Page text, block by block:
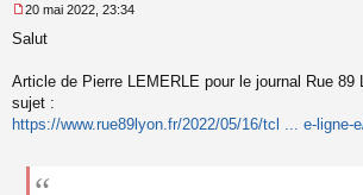
e
s
a
g
e
o
20 mai 2022, 23:34
Salut
Article de Pierre LEMERLE pour le journal Rue 89
sujet :
https://www.rue89lyon.fr/2022/05/16/tcl ... e-ligne-